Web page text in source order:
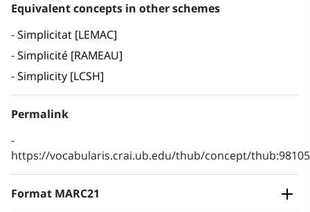
Equivalent concepts in other schemes
Simplicitat [LEMAC]
Simplicité [RAMEAU]
Simplicity [LCSH]
Permalink
https://vocabularis.crai.ub.edu/thub/concept/
Format MARC21